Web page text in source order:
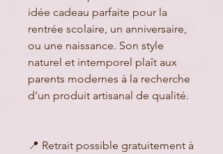
idée cadeau parfaite pour la
rentrée scolaire, un anniversaire,
ou une naissance. Son style
naturel et intemporel plaît aux
parents modernes à la recherche
d’un produit artisanal de qualité.
📍 Retrait possible gratuitement à